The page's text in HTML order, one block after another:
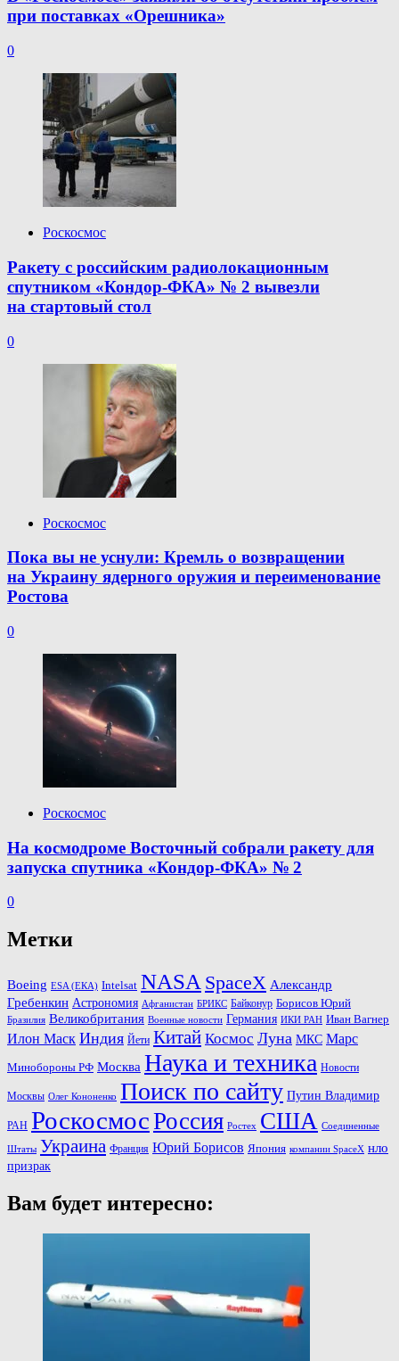
при поставках «Орешника»
0
Роскосмос
Ракету с российским радиолокационным
спутником «Кондор-ФКА» № 2 вывезли
на стартовый стол
0
Роскосмос
Пока вы не уснули: Кремль о возвращении
на Украину ядерного оружия и переименование
Ростова
0
Роскосмос
На космодроме Восточный собрали ракету для
запуска спутника «Кондор-ФКА» № 2
0
Метки
Boeing ESA (ЕКА) Intelsat NASA SpaceX Александр
Гребенкин Астрономия Афганистан БРИКС Байконур Борисов Юрий
Бразилия Великобритания Военные новости Германия ИКИ РАН Иван Вагнер
Илон Маск Индия Йети Китай Космос Луна МКС Марс
Минoбороны РФ Москва Наука и техника Новости
Москвы Олег Кононенко Поиск по сайту Путин Владимир
РАН РоскосмосРоссия Ростех США Соединенные
Штаты Украина Франция Юрий Борисов Япония компании SpaceX нло
призрак
Вам будет интересно: